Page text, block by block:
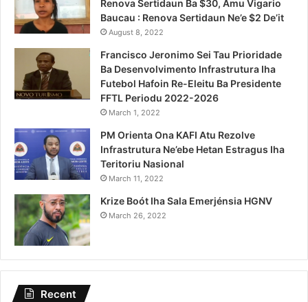
Renova Sertidaun Ba $30, Amu Vigario
Baucau : Renova Sertidaun Ne’e $2 De’it
August 8, 2022
Francisco Jeronimo Sei Tau Prioridade
Ba Desenvolvimento Infrastrutura Iha
Futebol Hafoin Re-Eleitu Ba Presidente
FFTL Periodu 2022-2026
March 1, 2022
PM Orienta Ona KAFI Atu Rezolve
Infrastrutura Ne’ebe Hetan Estragus Iha
Teritoriu Nasional
March 11, 2022
Krize Boót Iha Sala Emerjénsia HGNV
March 26, 2022
Recent